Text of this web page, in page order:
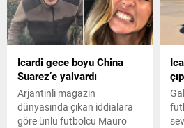
Icardi gece boyu China
Suarez’e yalvardı
Arjantinli magazin
dünyasında çıkan iddialara
göre ünlü futbolcu Mauro